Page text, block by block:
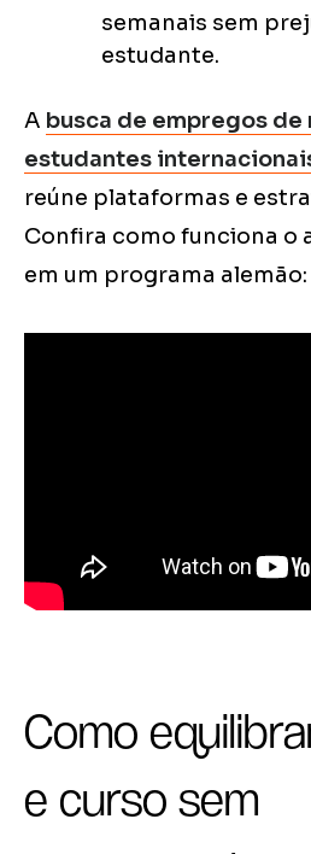
semanais sem
estudante.
A busca de empregos
estudantes
reúne plataformas e
Confira como funciona o
em um programa alemão:
Como
e curso sem